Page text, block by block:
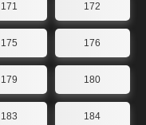
171 172
175 176
179 180
183 184